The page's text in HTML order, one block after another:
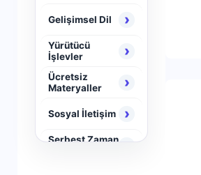
Gelişimsel Dil ›
Yürütücü
İşlevler
›
Ücretsiz
Materyaller
›
Sosyal İletişim ›
Serbest Zaman